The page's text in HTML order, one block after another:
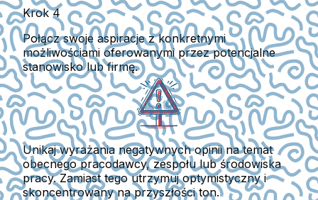
Krok 4
Połącz swoje aspiracje z konkretnymi
możliwościami oferowanymi przez potencjalne
stanowisko lub firmę.
Unikaj wyrażania negatywnych opinii na temat
obecnego pracodawcy, zespołu lub środowiska
pracy. Zamiast tego utrzymuj optymistyczny i
skoncentrowany na przyszłości ton.